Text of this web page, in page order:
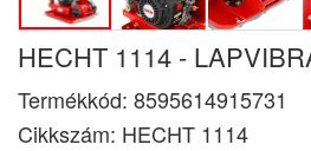
HECHT 1114 -
Termékkód: 8595614915731
Cikkszám: HECHT 1114